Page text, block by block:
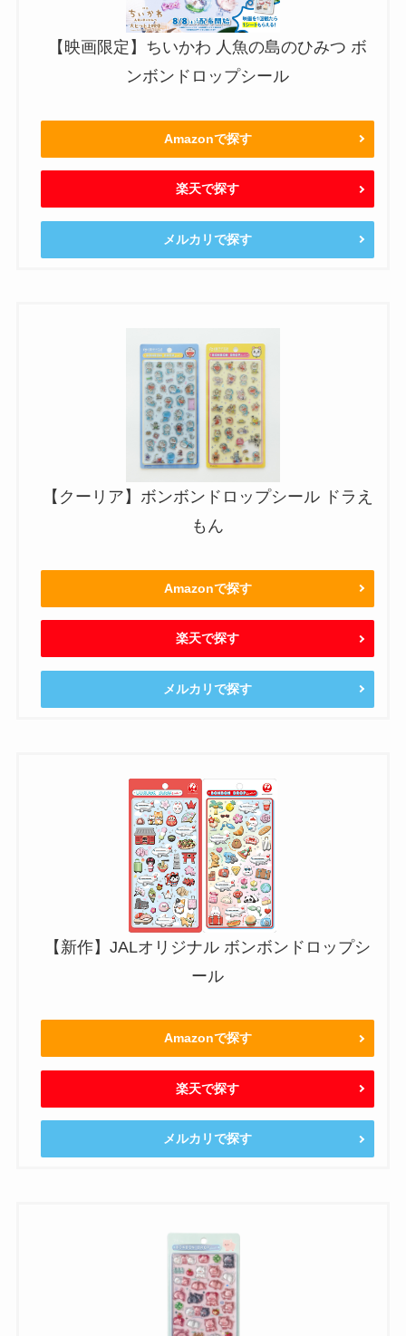
【映画限定】ちいかわ 人魚の島のひみつ ボ
ンボンドロップシール
Amazonで探す
楽天で探す
メルカリで探す
【クーリア】ボンボンドロップシール ドラえ
もん
Amazonで探す
楽天で探す
メルカリで探す
【新作】JALオリジナル ボンボンドロップシ
ール
Amazonで探す
楽天で探す
メルカリで探す